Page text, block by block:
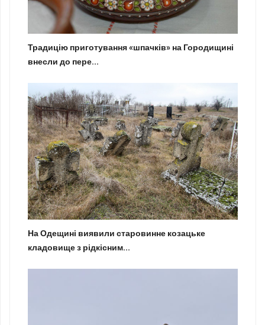
Традицію приготування «шпачків» на Городищині
внесли до пере...
На Одещині виявили старовинне козацьке
кладовище з рідкісним...